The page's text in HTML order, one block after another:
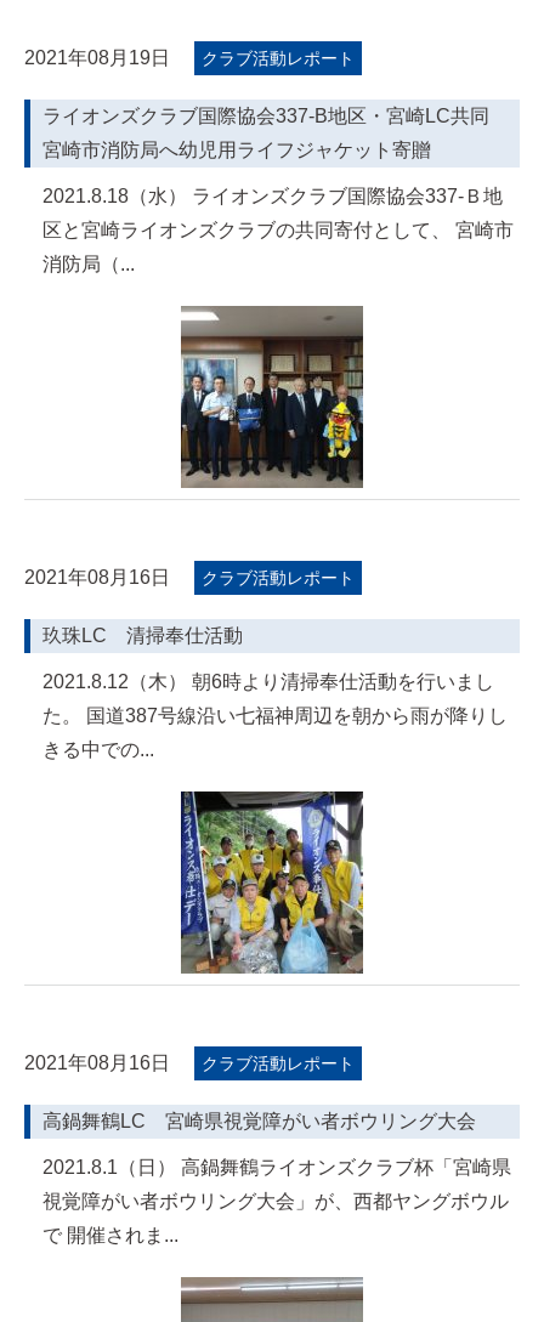
2021年08月19日 クラブ活動レポート
ライオンズクラブ国際協会337-B地区・宮崎LC共同
宮崎市消防局へ幼児用ライフジャケット寄贈
2021.8.18（水） ライオンズクラブ国際協会337-Ｂ地
区と宮崎ライオンズクラブの共同寄付として、 宮崎市
消防局（...
2021年08月16日 クラブ活動レポート
玖珠LC 清掃奉仕活動
2021.8.12（木） 朝6時より清掃奉仕活動を行いまし
た。 国道387号線沿い七福神周辺を朝から雨が降りし
きる中での...
2021年08月16日 クラブ活動レポート
高鍋舞鶴LC 宮崎県視覚障がい者ボウリング大会
2021.8.1（日） 高鍋舞鶴ライオンズクラブ杯「宮崎県
視覚障がい者ボウリング大会」が、西都ヤングボウル
で 開催されま...